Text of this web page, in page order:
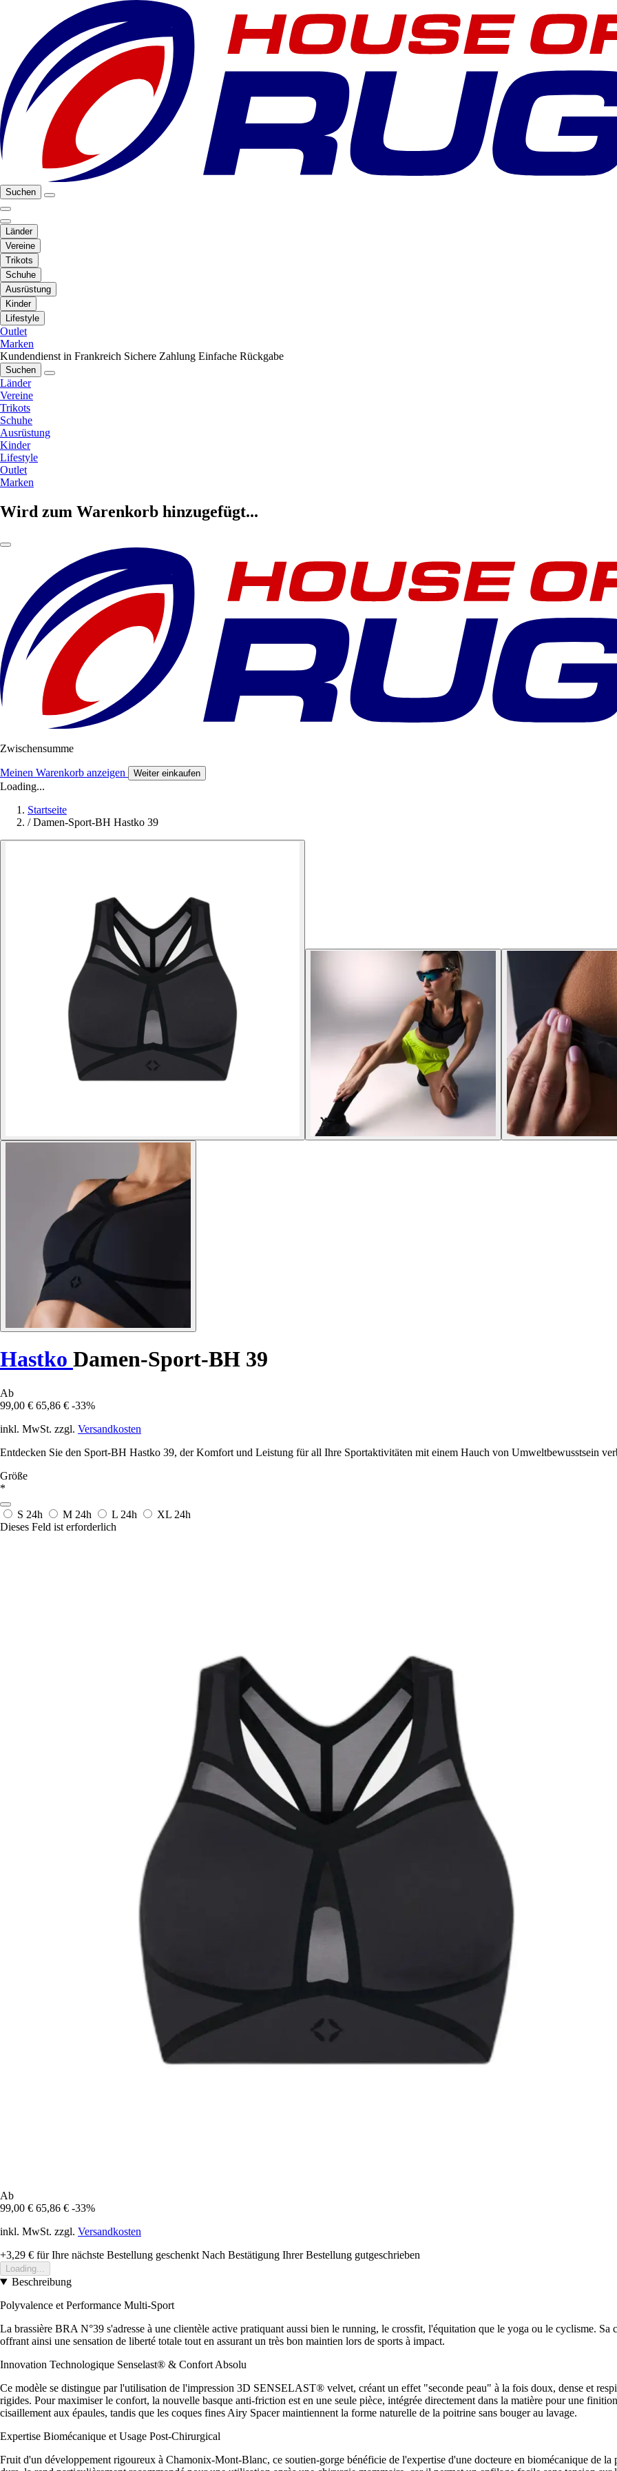
Suchen
Länder
Vereine
Trikots
Schuhe
Ausrüstung
Kinder
Lifestyle
Outlet
Marken
Kundendienst in Frankreich Sichere Zahlung Einfache Rückgabe
Suchen
Länder
Vereine
Trikots
Schuhe
Ausrüstung
Kinder
Lifestyle
Outlet
Marken
Wird zum Warenkorb hinzugefügt...
Zwischensumme
Meinen Warenkorb anzeigen Weiter einkaufen
Loading...
Startseite
/ Damen-Sport-BH Hastko 39
Hastko Damen-Sport-BH 39
Ab
99,00 € 65,86 € -33%
inkl. MwSt. zzgl. Versandkosten
Entdecken Sie den Sport-BH Hastko 39, der Komfort und Leistung für all Ihre Sportaktivitäten mit einem Hauch von Umweltbewusstsein
Größe
*
S 24h M 24h L 24h XL 24h
Dieses Feld ist erforderlich
Ab
99,00 € 65,86 € -33%
inkl. MwSt. zzgl. Versandkosten
+3,29 € für Ihre nächste Bestellung geschenkt Nach Bestätigung Ihrer Bestellung gutgeschrieben
Loading...
Beschreibung
Polyvalence et Performance Multi-Sport
La brassière BRA N°39 s'adresse à une clientèle active pratiquant aussi bien le running, le crossfit, l'équitation que le yoga ou le cyclisme.
offrant ainsi une sensation de liberté totale tout en assurant un très bon maintien lors de sports à impact.
Innovation Technologique Senselast® & Confort Absolu
Ce modèle se distingue par l'utilisation de l'impression 3D SENSELAST® velvet, créant un effet "seconde peau" à la fois doux, dense et
rigides. Pour maximiser le confort, la nouvelle basque anti-friction est en une seule pièce, intégrée directement dans la matière pour une
cisaillement aux épaules, tandis que les coques fines Airy Spacer maintiennent la forme naturelle de la poitrine sans bouger au lavage.
Expertise Biomécanique et Usage Post-Chirurgical
Fruit d'un développement rigoureux à Chamonix-Mont-Blanc, ce soutien-gorge bénéficie de l'expertise d'une docteure en biomécanique de